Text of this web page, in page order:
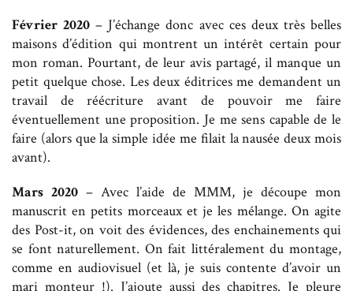
Février 2020 – J’échange donc avec ces deux très belles
maisons d’édition qui montrent un intérêt certain pour
mon roman. Pourtant, de leur avis partagé, il manque un
petit quelque chose. Les deux éditrices me demandent un
travail de réécriture avant de pouvoir me faire
éventuellement une proposition. Je me sens capable de le
faire (alors que la simple idée me filait la nausée deux mois
avant).
Mars 2020 – Avec l’aide de MMM, je découpe mon
manuscrit en petits morceaux et je les mélange. On agite
des Post-it, on voit des évidences, des enchainements qui
se font naturellement. On fait littéralement du montage,
comme en audiovisuel (et là, je suis contente d’avoir un
mari monteur !). J’ajoute aussi des chapitres. Je pleure